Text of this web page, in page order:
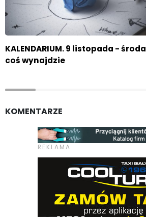
KALENDARIUM. 9 listopada - środa
coś wynajdzie
KOMENTARZE